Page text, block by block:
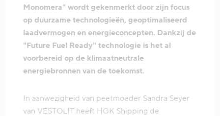
Monomera" wordt gekenmerkt door zijn focus
op duurzame technologieën, geoptimaliseerd
laadvermogen en energieconcepten. Dankzij de
"Future Fuel Ready" technologie is het al
voorbereid op de klimaatneutrale
energiebronnen van de toekomst.
In aanwezigheid van peetmoeder Sandra Seyer
van VESTOLIT heeft HGK Shipping de